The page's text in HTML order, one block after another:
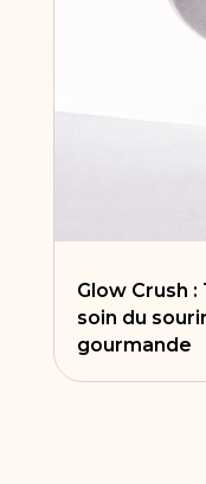
Glow Crush
soin du
gourmande